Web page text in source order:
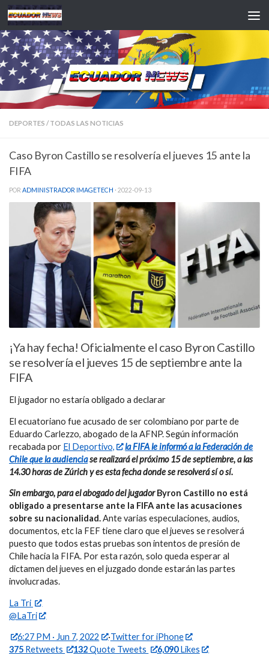
Saltar al contenido
DEPORTES / TODAS LAS NOTICIAS
Caso Byron Castillo se resolvería el jueves 15 ante la
FIFA
POR ADMINISTRADOR IMAGETECH · 2022-09-13
¡Ya hay fecha! Oficialmente el caso Byron Castillo
se resolvería el jueves 15 de septiembre ante la
FIFA
El jugador no estaría obligado a declarar
El ecuatoriano fue acusado de ser colombiano por parte de
Eduardo Carlezzo, abogado de la AFNP. Según información
recabada por El Deportivo,
la FIFA le informó a la Federación de
Chile que la audienciase realizará el próximo 15 de septiembre, a las
14.30 horas de Zúrich y es esta fecha donde se resolverá sí o sí.
Sin embargo, para el abogado del jugadorByron Castillo no está
obligado a presentarse ante la FIFA ante las acusaciones
sobre su nacionalidad.Ante varias especulaciones, audios,
documentos, etc la FEF tiene claro que el jueves se resolverá
puesto que todos estas pruebas son intentos de presión de
Chile hacia la FIFA. Por esta razón, solo queda esperar al
dictamen del jueves en el juzgado donde estarán las partes
involucradas.
La Tri
@LaTri
6:27 PM · Jun 7, 2022 ·Twitter for iPhone
375 Retweets 132Quote Tweets 6,090Likes